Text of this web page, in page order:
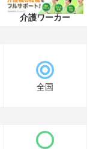
介護ワーカー
全国